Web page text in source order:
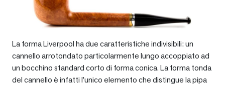
La forma Liverpool ha due caratteristiche indivisibili: un
cannello arrotondato particolarmente lungo accoppiato ad
un bocchino standard corto di forma conica. La forma tonda
del cannello è infatti l’unico elemento che distingue la pipa